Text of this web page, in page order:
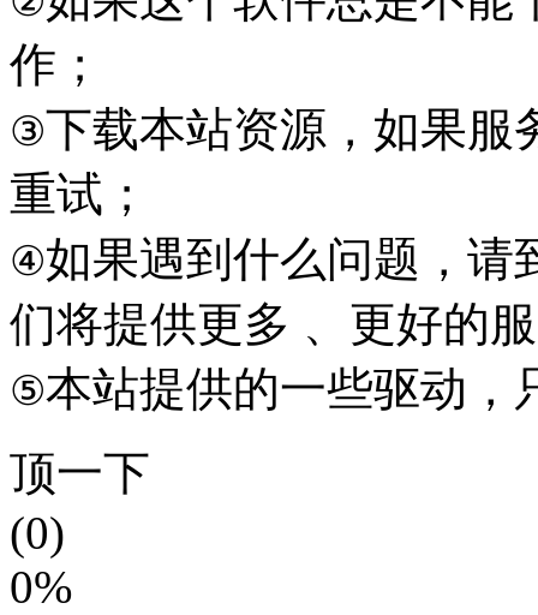
作；
③下载本站资源，如果服
重试；
④如果遇到什么问题，请
们将提供更多 、更好的
⑤本站提供的一些驱动，
顶一下
(0)
0%